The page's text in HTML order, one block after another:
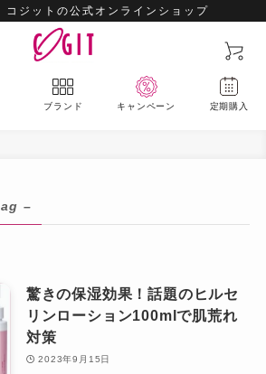
コジットの公式オンラインショップ
ブランド キャンペーン 定期購入
こちら
–
驚きの保湿効果！話題のヒルセ
リンローション100mlで肌荒れ
対策
2023年9月15日